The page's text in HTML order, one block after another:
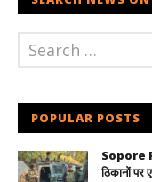
POPULAR POSTS
Sopore
ठिकानों